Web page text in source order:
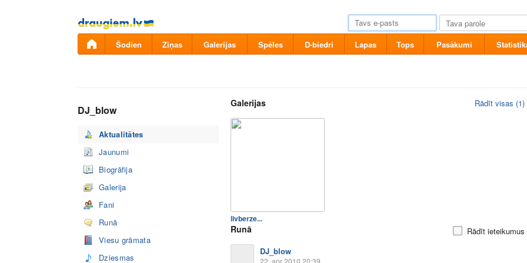
Pāriet
uz
saturu
Šodien Ziņas Galerijas Spēles D-biedri Lapas Tops Pasākumi
DJ_blow
Aktualitātes
Jaunumi
Biogrāfija
Galerija
Fani
Runā
Viesu grāmata
Dziesmas
Galerijas Rādīt visas (1)
livberze...
Runā
Rādīt ieteikumus
DJ_blow
22. apr 2010 20:39